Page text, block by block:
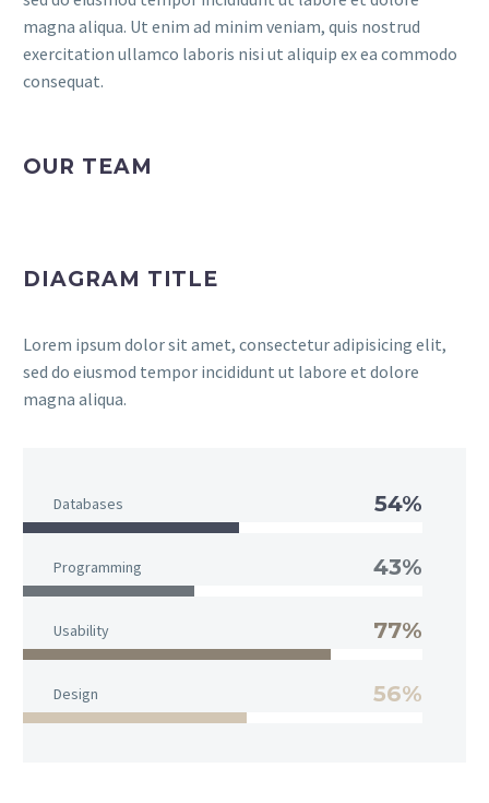
magna aliqua. Ut enim ad minim veniam, quis nostrud
exercitation ullamco laboris nisi ut aliquip ex ea commodo
consequat.
OUR TEAM
DIAGRAM TITLE
Lorem ipsum dolor sit amet, consectetur adipisicing elit,
sed do eiusmod tempor incididunt ut labore et dolore
magna aliqua.
Databases 54%
Programming 43%
Usability 77%
Design 56%